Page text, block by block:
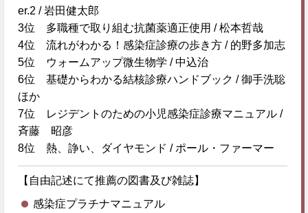
er.2 / 岩田健太郎
3位 多職種で取り組む抗菌薬適正使用 / 松本哲哉
4位 流れがわかる！感染症診療の歩き方 / 的野多加志
5位 ウォームアップ微生物学 / 中込治
6位 基礎からわかる結核診療ハンドブック / 御手洗聡
ほか
7位 レジデントのための小児感染症診療マニュアル /
斉藤 昭彦
8位 熱、諍い、ダイヤモンド / ポール・ファーマー
【自由記述にて推薦の図書及び雑誌】
感染症プラチナマニュアル